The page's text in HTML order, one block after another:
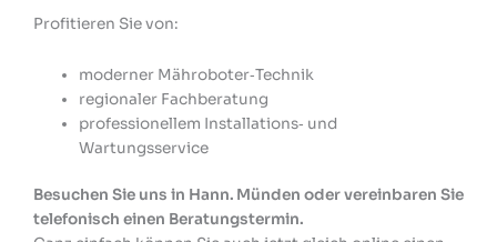
Profitieren Sie von:
moderner Mähroboter‑Technik
regionaler Fachberatung
professionellem Installations‑ und
Wartungsservice
Besuchen Sie uns in Hann. Münden oder vereinbaren Sie
telefonisch einen Beratungstermin.